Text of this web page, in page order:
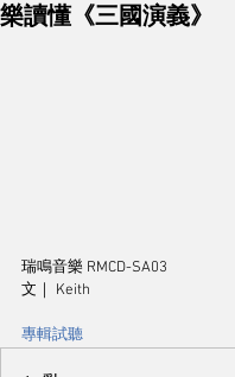
樂讀懂《三國演義》
瑞鳴音樂 RMCD-SA03
文｜ Keith
專輯試聽